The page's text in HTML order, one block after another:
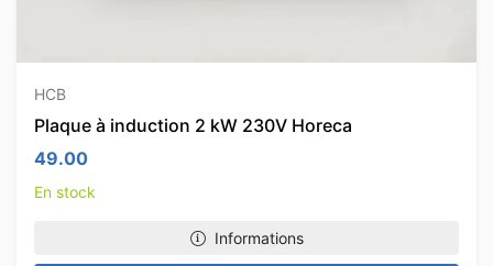
HCB
Plaque à induction 2 kW 230V Horeca
49.00
En stock
Informations